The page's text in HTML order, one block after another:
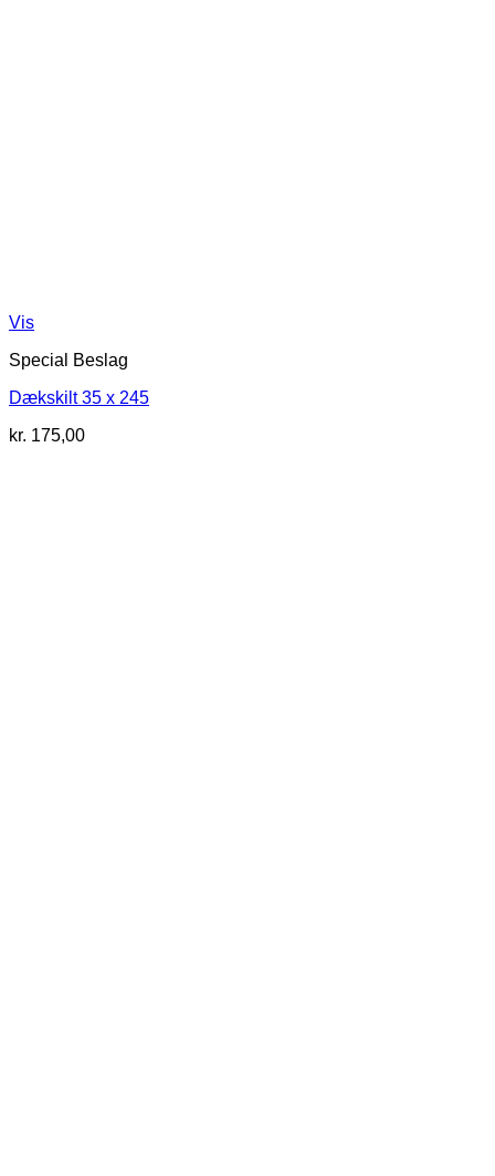
Vis
Special Beslag
Dækskilt 35 x 245
kr. 175,00